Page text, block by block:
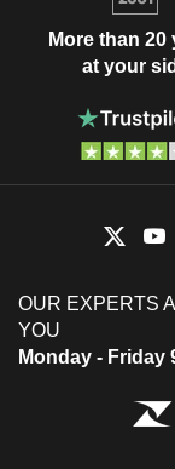
More than 20
at your
OUR EXPERTS
YOU
Monday - Friday